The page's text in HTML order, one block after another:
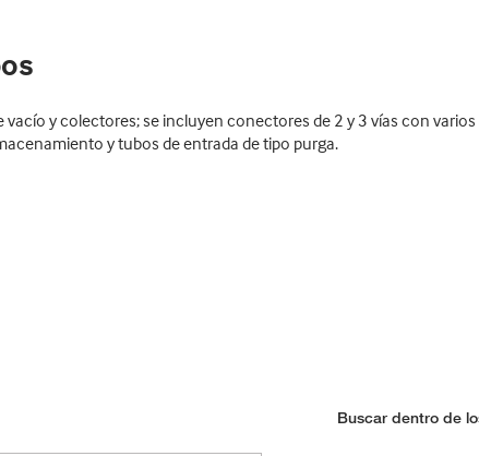
y colectores; se incluyen conectores de 2 y 3 vías con
y tubos de entrada de tipo purga.
Buscar dentro de